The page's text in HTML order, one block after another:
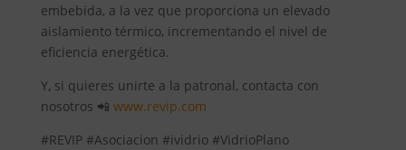
embebida, a la vez que proporciona un elevado
aislamiento térmico, incrementando el nivel de
eficiencia energética.
Y, si quieres unirte a la patronal, contacta con
nosotros 📲 www.revip.com
#REVIP #Asociacion #ividrio #VidrioPlano